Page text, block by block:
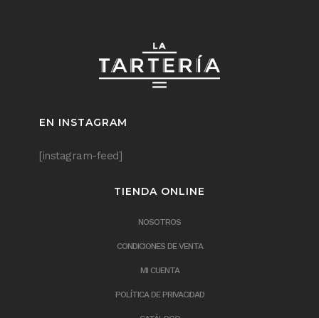
EN INSTAGRAM
[instagram-feed]
TIENDA ONLINE
NOSOTROS
CONDICIONES DE VENTA
MI CUENTA
POLÍTICA DE PRIVACIDAD